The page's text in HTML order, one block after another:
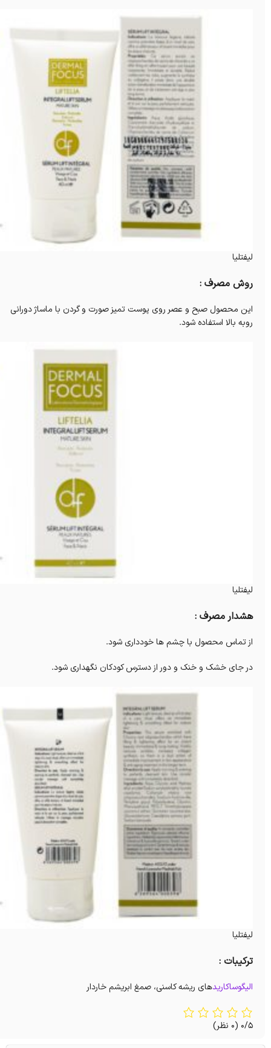
لیفتلیا
روش مصرف :
این محصول صبح و عصر روی پوست تمیز صورت و گردن با ماساژ دورانی
روبه بالا استفاده شود.
لیفتلیا
هشدار مصرف :
از تماس محصول با چشم ها خودداری شود.
در جای خشک و خنک و دور از دسترس کودکان نگهداری شود.
لیفتلیا
ترکیبات :
الیگوساکاریدهای ریشه کاسنی، صمغ ابریشم خاردار
0/5 (0 نظر)